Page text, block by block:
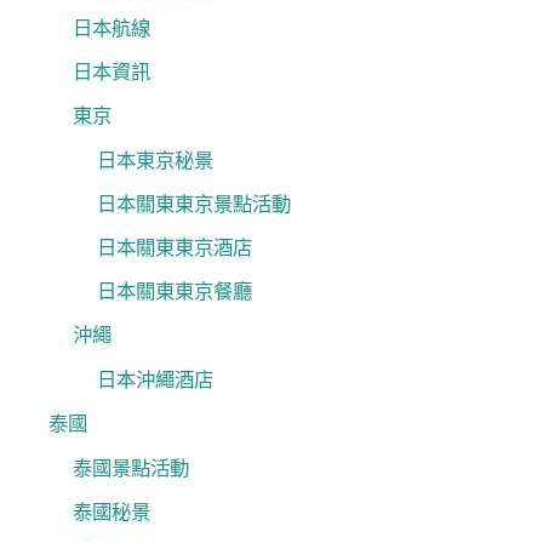
日本航線
日本資訊
東京
日本東京秘景
日本關東東京景點活動
日本關東東京酒店
日本關東東京餐廳
沖繩
日本沖繩酒店
泰國
泰國景點活動
泰國秘景